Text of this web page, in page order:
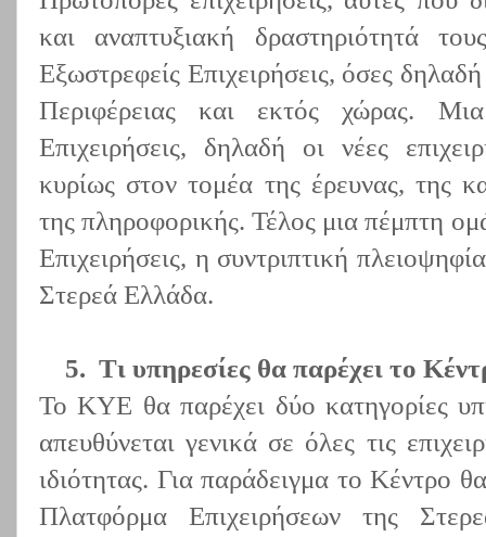
και αναπτυξιακή δραστηριότητά
Εξωστρεφείς Επιχειρήσεις, όσες
Περιφέρειας και εκτός χώρας.
Επιχειρήσεις, δηλαδή οι νέες
κυρίως στον τομέα της έρευνας, της
της πληροφορικής. Τέλος μια πέμπτη
Επιχειρήσεις, η συντριπτική
Στερεά Ελλάδα.
5. Τι υπηρεσίες θα παρέχει το
Το ΚΥΕ θα παρέχει δύο κατηγορίες
απευθύνεται γενικά σε όλες τις
ιδιότητας. Για παράδειγμα το Κέντρο
Πλατφόρμα Επιχειρήσεων της